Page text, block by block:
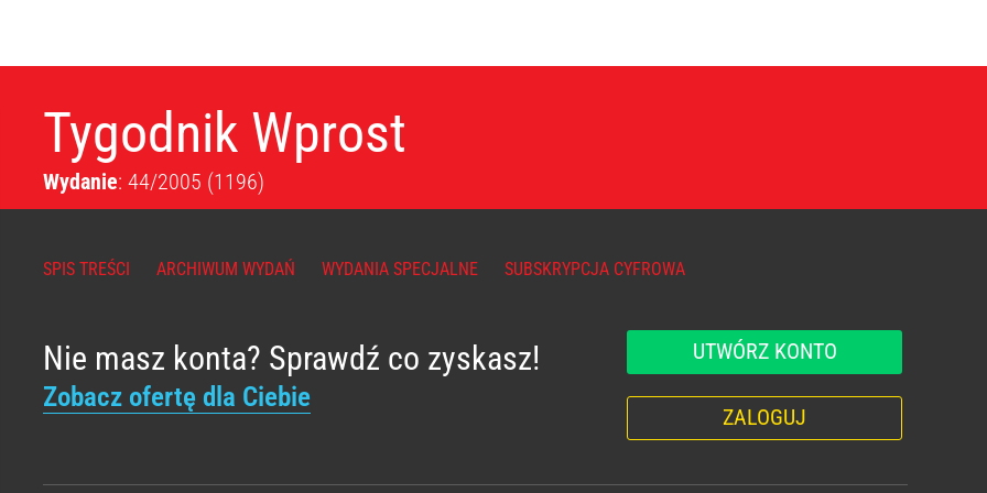
Tygodnik Wprost
Wydanie: 44/2005 (1196)
SPIS TREŚCI ARCHIWUM WYDAŃ WYDANIA SPECJALNE SUBSKRYPCJA CYFROWA
Nie masz konta? Sprawdź co zyskasz!
Zobacz ofertę dla Ciebie
UTWÓRZ KONTO
ZALOGUJ